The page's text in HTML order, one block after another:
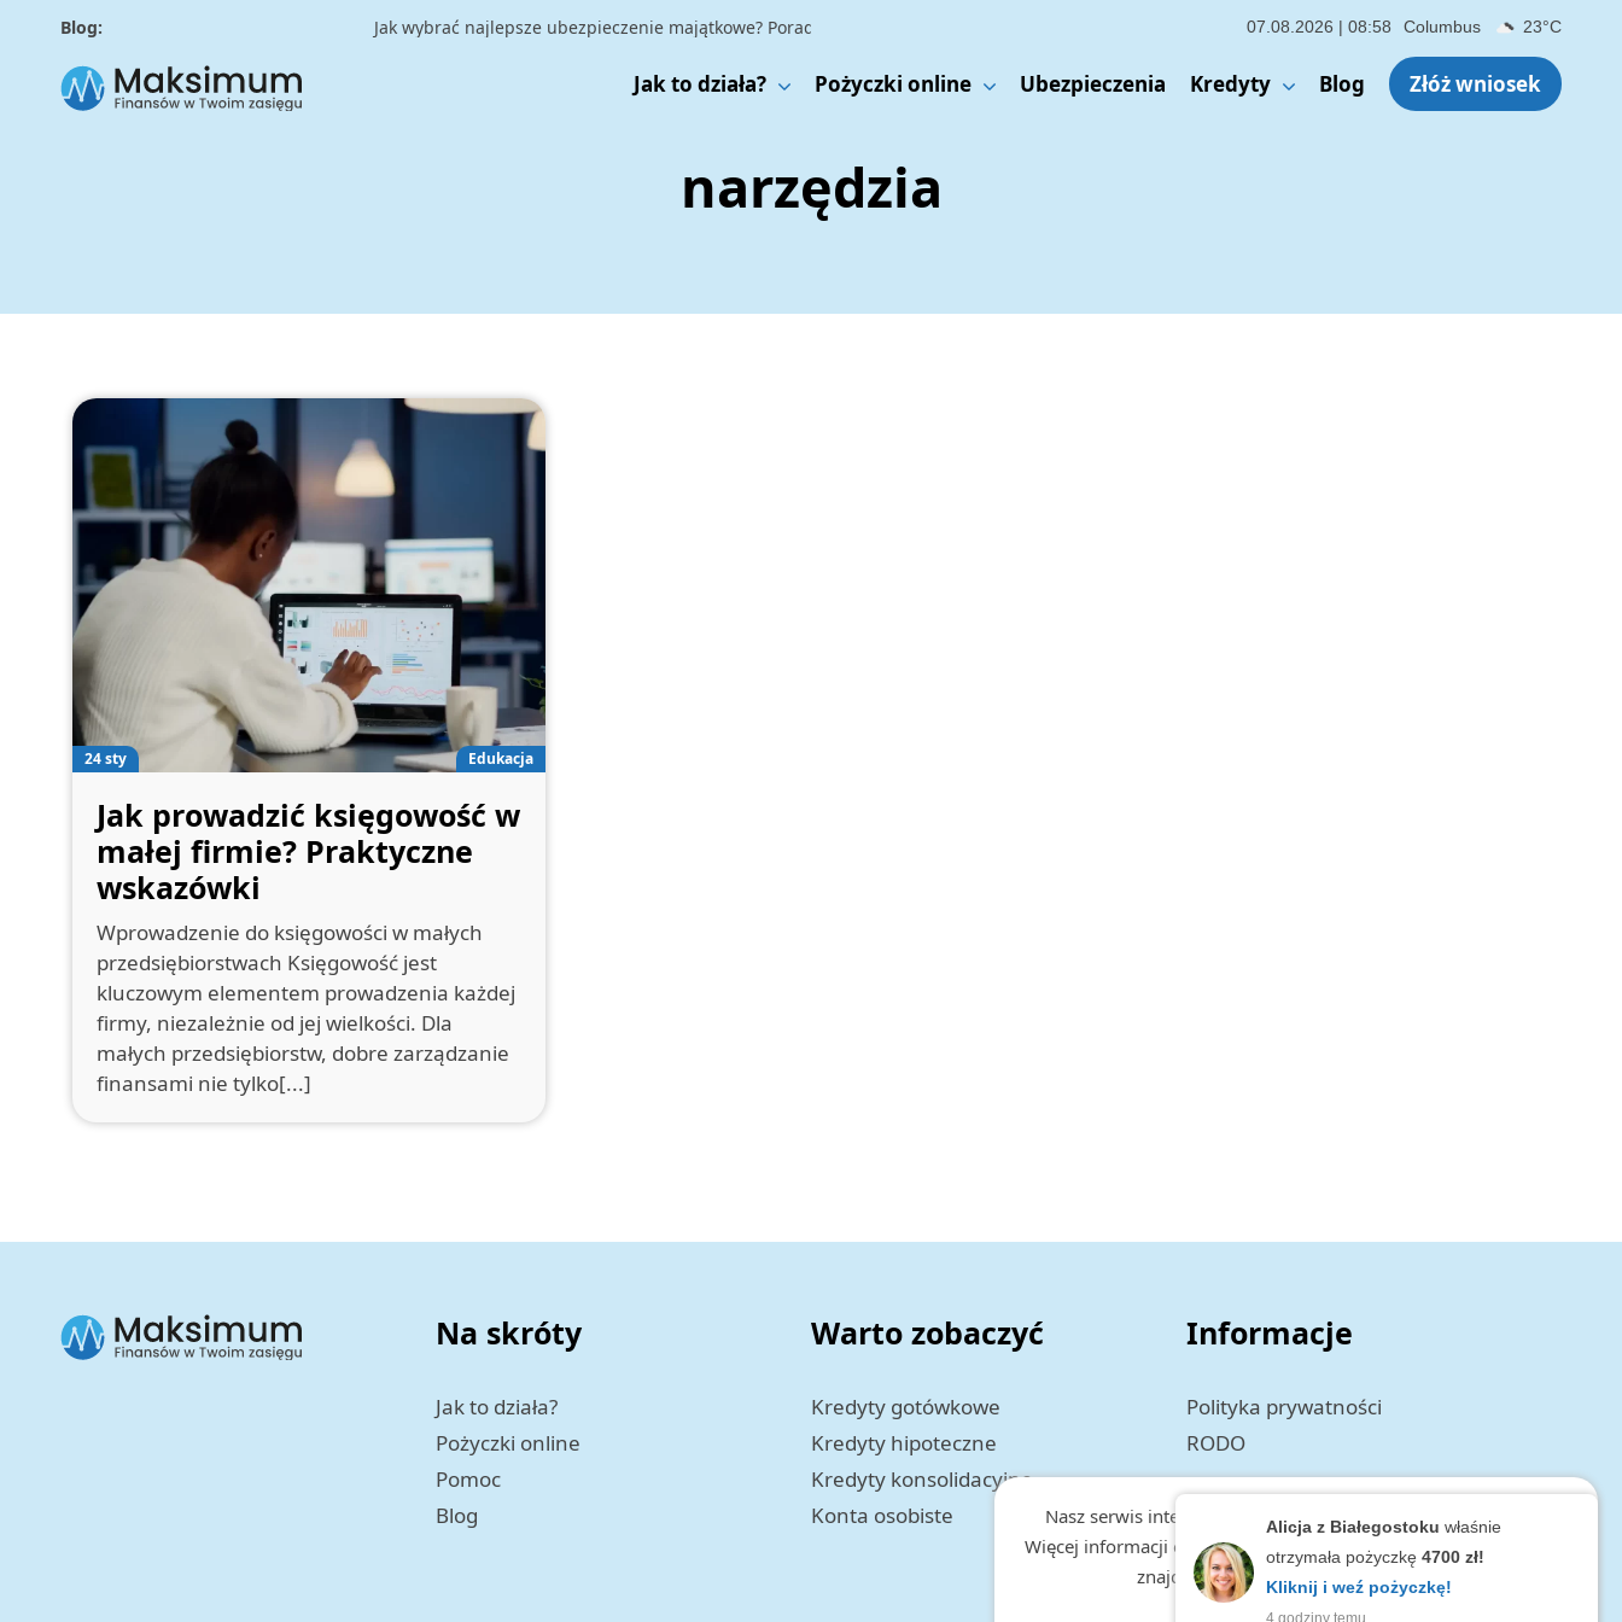
Blog: Jak wybrać najlepsze ubezpieczenie majątkowe? Poradnik dla świadomych finansowo Ubezpieczenie na życie – czy warto? Kluczowe korzyści i pułapki, na
07.08.2026 | 08:58 Columbus 23°C
Jak to działa? Pożyczki online Ubezpieczenia Kredyty Blog Złóż wniosek
Nasz serwis internetowy tworzy i wykorzystuje pliki Cookies.
Więcej informacji o cookies, zakresie i celu przetwarzania danych,
znajduje się w polityce prywatności.
Alicja z Białegostoku właśnie
otrzymała pożyczkę 4700 zł!
Kliknij i weź pożyczkę!
4 godziny temu
narzędzia
24 sty Edukacja
Jak prowadzić księgowość w
małej firmie? Praktyczne
wskazówki
Wprowadzenie do księgowości w małych
przedsiębiorstwach Księgowość jest
kluczowym elementem prowadzenia każdej
firmy, niezależnie od jej wielkości. Dla
małych przedsiębiorstw, dobre zarządzanie
finansami nie tylko[...]
Na skróty
Jak to działa?
Pożyczki online
Pomoc
Blog
Warto zobaczyć
Kredyty gotówkowe
Kredyty hipoteczne
Kredyty konsolidacyjne
Konta osobiste
Informacje
Polityka prywatności
RODO